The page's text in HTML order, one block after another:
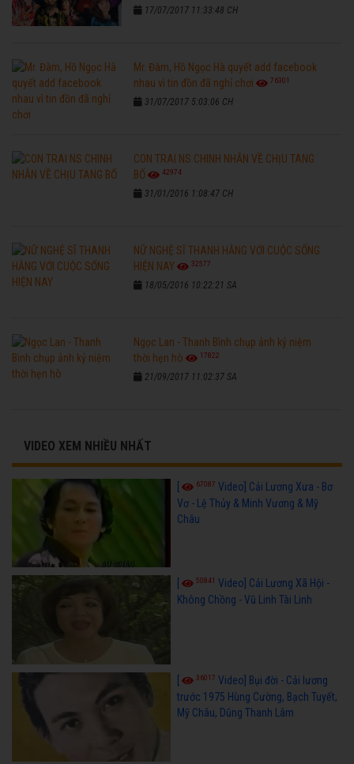
17/07/2017 11:33:48 CH
Mr. Đàm, Hồ Ngọc Hà quyết add facebook
nhau vì tin đồn đã nghỉ chơi
76301
31/07/2017 5:03:06 CH
CON TRAI NS CHINH NHẪN VỀ CHỊU TANG
BỐ
42974
31/01/2016 1:08:47 CH
NỮ NGHỆ SĨ THANH HẰNG VỚI CUỘC SỐNG
HIỆN NAY
32577
18/05/2016 10:22:21 SA
Ngọc Lan - Thanh Bình chụp ảnh kỷ niệm
thời hẹn hò
17822
21/09/2017 11:02:37 SA
VIDEO XEM NHIỀU NHẤT
[ 67087 Video] Cải Lương Xưa - Bơ
Vơ - Lệ Thủy & Minh Vương & Mỹ
Châu
50841
Video] Cải Lương Xã Hội -
Không Chồng - Vũ Linh Tài Linh
36017 Video] Bụi đời - Cải lương
trước 1975 Hùng Cường, Bạch Tuyết,
Mỹ Châu, Dũng Thanh Lâm